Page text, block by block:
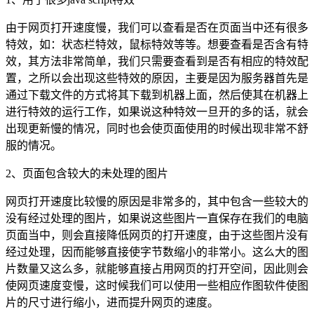
由于网页打开速度慢，我们可以查看是否在页面当中还有很多
特效，如：状态栏特效，鼠标特效等等。想要查看是否含有特
效，其方法非常简单，我们只需要查看到是否有相应的特效配
置，之所以会出现这些特效的原因，主要是因为服务器首先是
通过下载文件的方式将其下载到机器上面，然后使其在机器上
进行特效的运行工作，如果说这种特效一旦开的多的话，就会
出现更新慢的情况，同时也会使页面使用的时候出现非常不舒
服的情况。
2、页面包含较大的未处理的图片
网页打开速度比较慢的原因是非常多的，其中包含一些较大的
没有经过处理的图片，如果说这些图片一直保存在我们的电脑
页面当中，则会直接降低网页的打开速度，由于这些图片没有
经过处理，因而能够直接使字节数缩小的非常小。这么大的图
片数量又这么多，就能够直接占用网页的打开空间，因此则会
使网页速度变慢，这时候我们可以使用一些相应作图软件使图
片的尺寸进行缩小，进而提升网页的速度。